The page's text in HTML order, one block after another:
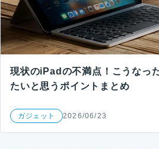
現状のiPadの不満点！こうなっ
たいと思うポイントまとめ
ガジェット 2026/06/23